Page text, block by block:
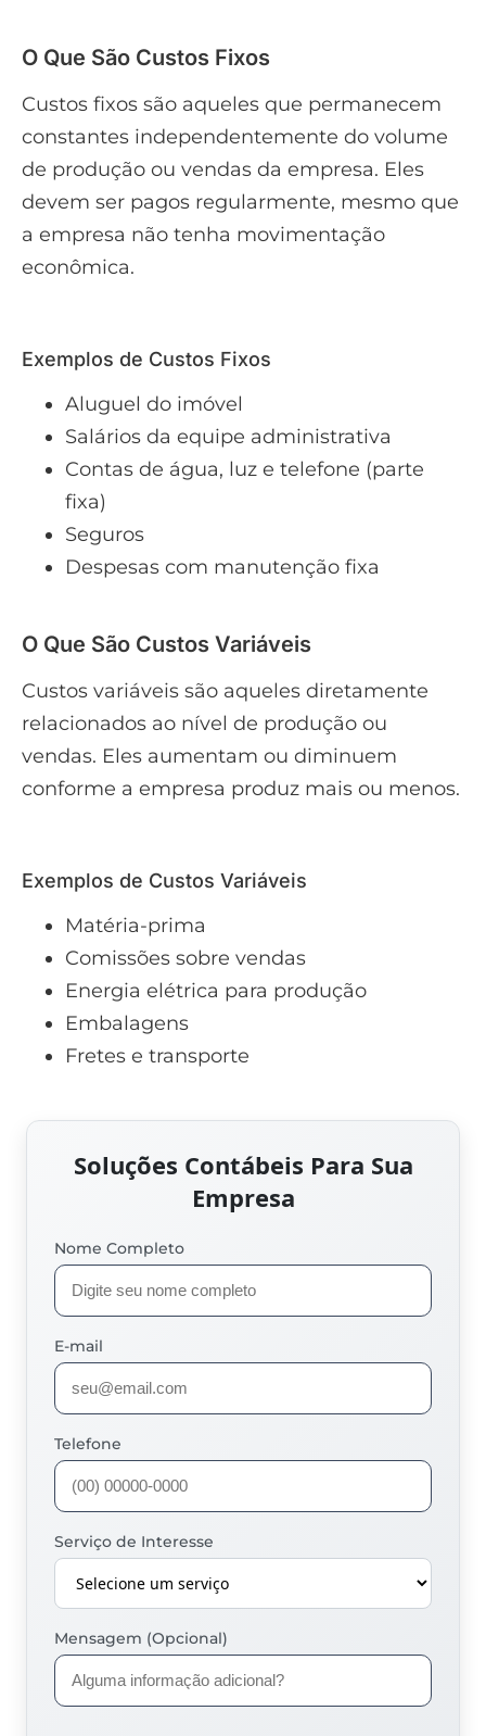
O Que São Custos Fixos
Custos fixos são aqueles que permanecem
constantes independentemente do volume
de produção ou vendas da empresa. Eles
devem ser pagos regularmente, mesmo que
a empresa não tenha movimentação
econômica.
Exemplos de Custos Fixos
Aluguel do imóvel
Salários da equipe administrativa
Contas de água, luz e telefone (parte
fixa)
Seguros
Despesas com manutenção fixa
O Que São Custos Variáveis
Custos variáveis são aqueles diretamente
relacionados ao nível de produção ou
vendas. Eles aumentam ou diminuem
conforme a empresa produz mais ou menos.
Exemplos de Custos Variáveis
Matéria-prima
Comissões sobre vendas
Energia elétrica para produção
Embalagens
Fretes e transporte
Soluções Contábeis Para Sua
Empresa
Nome Completo
E-mail
Telefone
Serviço de Interesse
Mensagem (Opcional)